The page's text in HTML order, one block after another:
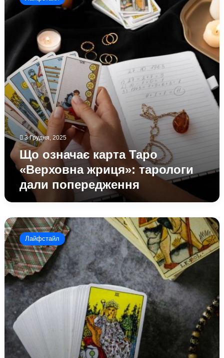
карта
Таро
«Верховна
тарологи
дали
попередження
3 Грудня, 2025
Що означає карта Таро
«Верховна жриця»: тарологи
дали попередження
Які
карти
Таро
вважаються
найсильнішими:
думка
тарологів
Лайфстайл